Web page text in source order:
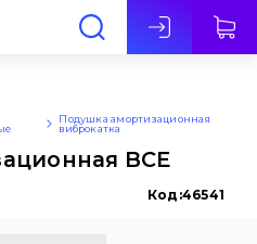
Подушка амортизационная
виброкатка
BCE
Код:46541